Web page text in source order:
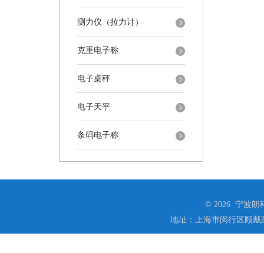
测力仪（拉力计）
克重电子称
电子桌秤
电子天平
条码电子称
© 2026 宁波朗
地址：上海市闵行区顾